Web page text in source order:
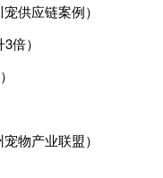
供应链案例）
倍）
物产业联盟）